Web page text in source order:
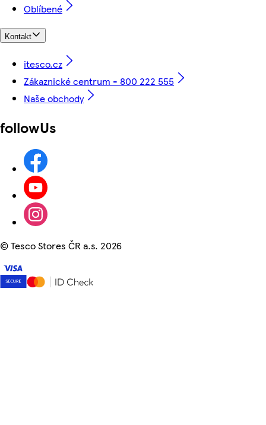
Oblíbené
Kontakt
itesco.cz
Zákaznické centrum - 800 222 555
Naše obchody
followUs
©Tesco Stores ČR a.s. 2026